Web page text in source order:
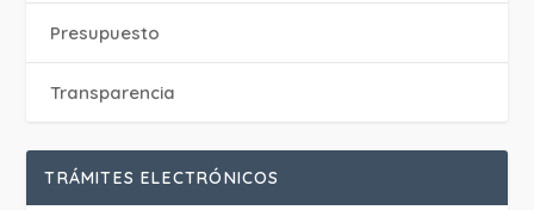
Presupuesto
Transparencia
TRÁMITES ELECTRÓNICOS